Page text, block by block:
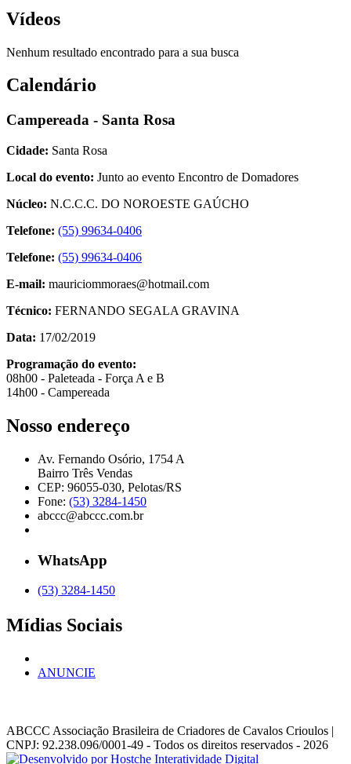
Vídeos
Nenhum resultado encontrado para a sua busca
Calendário
Campereada - Santa Rosa
Cidade: Santa Rosa
Local do evento: Junto ao evento Encontro de Domadores
Núcleo: N.C.C.C. DO NOROESTE GAÚCHO
Telefone: (55) 99634-0406
Telefone: (55) 99634-0406
E-mail: mauriciommoraes@hotmail.com
Técnico: FERNANDO SEGALA GRAVINA
Data: 17/02/2019
Programação do evento:
08h00 - Paleteada - Força A e B
14h00 - Campereada
Nosso endereço
Av. Fernando Osório, 1754 A
Bairro Três Vendas
CEP: 96055-030, Pelotas/RS
Fone: (53) 3284-1450
abccc@abccc.com.br
WhatsApp
(53) 3284-1450
Mídias Sociais
ANUNCIE
ABCCC Associação Brasileira de Criadores de Cavalos Crioulos |
CNPJ: 92.238.096/0001-49 - Todos os direitos reservados - 2026